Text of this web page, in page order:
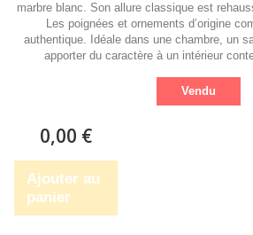
marbre blanc. Son allure classique est
Les poignées et ornements d’origine
authentique. Idéale dans une chambre, un
apporter du caractère à un intérieur
Vendu
0,00 €
Ajouter au
panier